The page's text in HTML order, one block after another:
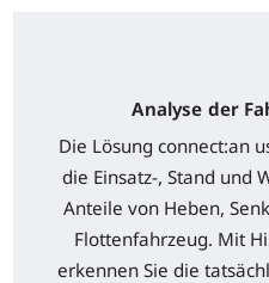
Analyse der
Die Lösung connect:an
die Einsatz-, Stand und
Anteile von Heben,
Flottenfahrzeug. Mit
erkennen Sie die